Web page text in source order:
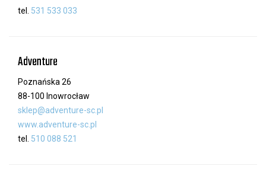
tel. 531 533 033
Adventure
Poznańska 26
88-100 Inowrocław
sklep@adventure-sc.pl
www.adventure-sc.pl
tel. 510 088 521